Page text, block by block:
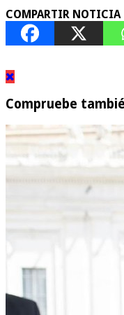
COMPARTIR NOTICIA
Compruebe